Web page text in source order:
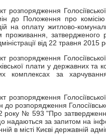
Голосіївської
до Положення про
на оплату житлово-
затвердженого
від 22 травня
плати у державних та
комплексах за
розпорядження
року № 593 "Про
надаються за запитом на
в місті Києві державній